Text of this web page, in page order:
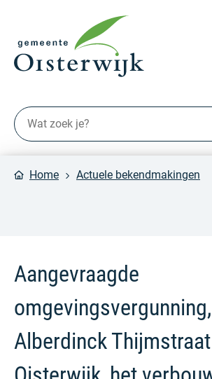
Home Actuele bekendmakingen
Aangevraagde
omgevingsvergunning,
Alberdinck